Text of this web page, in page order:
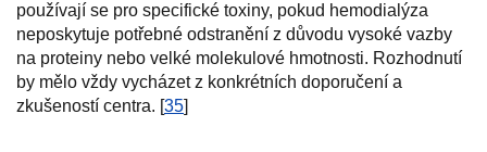
používají se pro specifické toxiny, pokud hemodialýza
neposkytuje potřebné odstranění z důvodu vysoké vazby
na proteiny nebo velké molekulové hmotnosti. Rozhodnutí
by mělo vždy vycházet z konkrétních doporučení a
zkušeností centra. [35]